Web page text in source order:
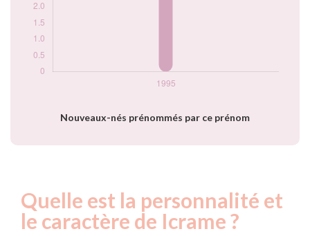
Nouveaux-nés prénommés par ce prénom
Quelle est la personnalité et
le caractère de Icrame ?